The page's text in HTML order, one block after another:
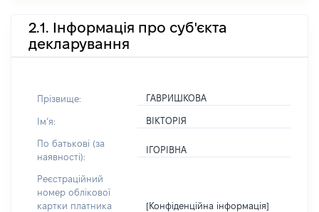
2.1. Інформація про суб'єкта
декларування
Прізвище: ГАВРИШКОВА
Імʼя: ВІКТОРІЯ
По батькові (за
наявності):
ІГОРІВНА
Реєстраційний
номер облікової
картки платника
[Конфіденційна інформація]